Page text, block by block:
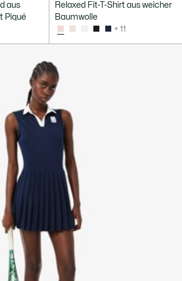
aus
Piqué
Relaxed Fit-T-Shirt aus weicher
Baumwolle
+ 11